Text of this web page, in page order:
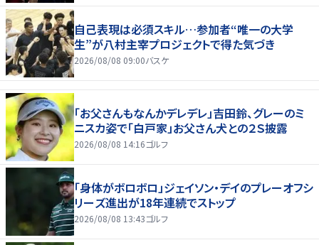
自己表現は必須スキル…参加者“唯一の大学
生”が八村主宰プロジェクトで得た気づき
2026/08/08 09:00バスケ
「お父さんもなんかデレデレ」吉田鈴、グレーのミ
ニスカ姿で「白戸家」お父さん犬との２Ｓ披露
2026/08/08 14:16ゴルフ
「身体がボロボロ」ジェイソン・デイのプレーオフシ
リーズ進出が18年連続でストップ
2026/08/08 13:43ゴルフ